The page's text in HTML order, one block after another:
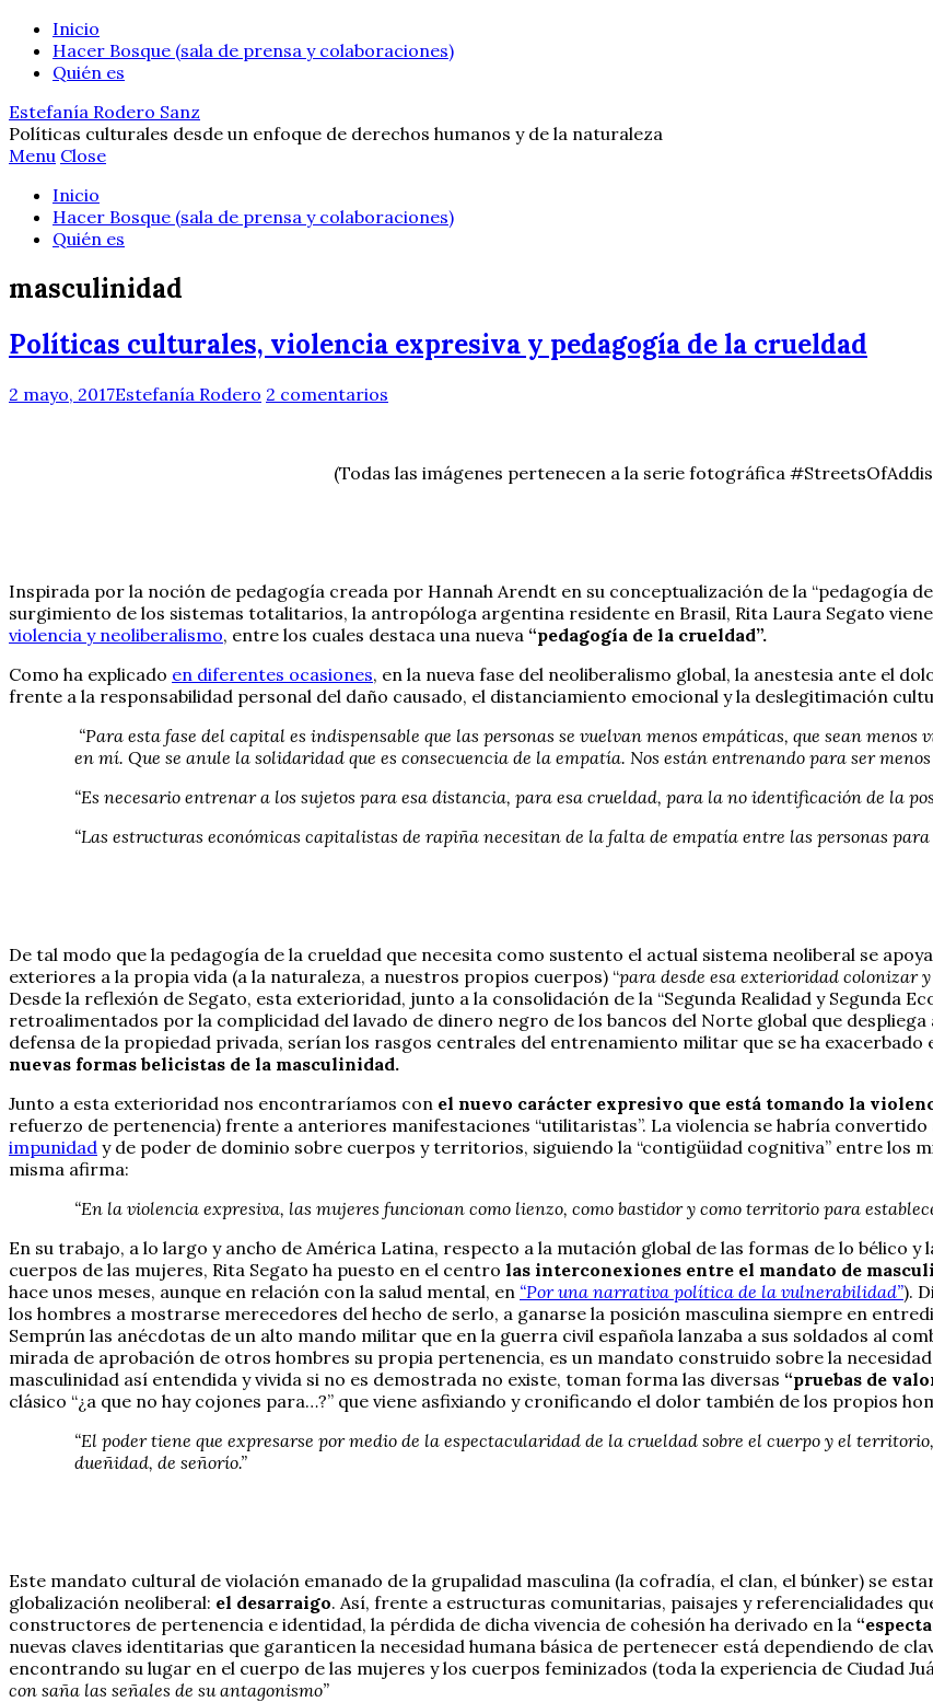
Inicio
Hacer Bosque (sala de prensa y colaboraciones)
Quién es
Estefanía Rodero Sanz
Políticas culturales desde un enfoque de derechos humanos y de la naturaleza
Menu Close
Inicio
Hacer Bosque (sala de prensa y colaboraciones)
Quién es
masculinidad
Políticas culturales, violencia expresiva y pedagogía de la crueldad
2 mayo, 2017Estefanía Rodero 2 comentarios
(Todas las imágenes pertenecen a la serie fotográfica
Inspirada por la noción de pedagogía creada por Hannah Arendt en su conceptualización de la “pedagogía
surgimiento de los sistemas totalitarios, la antropóloga argentina residente en Brasil, Rita Laura Segato
violencia y neoliberalismo, entre los cuales destaca una nueva “pedagogía de la crueldad”.
Como ha explicado en diferentes ocasiones, en la nueva fase del neoliberalismo global, la anestesia ante el
frente a la responsabilidad personal del daño causado, el distanciamiento emocional y la deslegitimación
“Para esta fase del capital es indispensable que las personas se vuelvan menos empáticas, que sean
en mí. Que se anule la solidaridad que es consecuencia de la empatía. Nos están entrenando para ser
“Es necesario entrenar a los sujetos para esa distancia, para esa crueldad, para la no identificación de la
“Las estructuras económicas capitalistas de rapiña necesitan de la falta de empatía entre las personas para
De tal modo que la pedagogía de la crueldad que necesita como sustento el actual sistema neoliberal se
exteriores a la propia vida (a la naturaleza, a nuestros propios cuerpos) “para desde esa exterioridad colonizar
Desde la reflexión de Segato, esta exterioridad, junto a la consolidación de la “Segunda Realidad y Segunda
retroalimentados por la complicidad del lavado de dinero negro de los bancos del Norte global que
defensa de la propiedad privada, serían los rasgos centrales del entrenamiento militar que se ha
nuevas formas belicistas de la masculinidad.
Junto a esta exterioridad nos encontraríamos con el nuevo carácter expresivo que está tomando la
refuerzo de pertenencia) frente a anteriores manifestaciones “utilitaristas”. La violencia se habría
impunidad y de poder de dominio sobre cuerpos y territorios, siguiendo la “contigüidad cognitiva” entre los
misma afirma:
“En la violencia expresiva, las mujeres funcionan como lienzo, como bastidor y como territorio para
En su trabajo, a lo largo y ancho de América Latina, respecto a la mutación global de las formas de lo bélico
cuerpos de las mujeres, Rita Segato ha puesto en el centro las interconexiones entre el mandato de
hace unos meses, aunque en relación con la salud mental, en “Por una narrativa política de la vulnerabilidad”).
los hombres a mostrarse merecedores del hecho de serlo, a ganarse la posición masculina siempre en
Semprún las anécdotas de un alto mando militar que en la guerra civil española lanzaba a sus soldados al
mirada de aprobación de otros hombres su propia pertenencia, es un mandato construido sobre la
masculinidad así entendida y vivida si no es demostrada no existe, toman forma las diversas “pruebas de
clásico “¿a que no hay cojones para…?” que viene asfixiando y cronificando el dolor también de los propios
“El poder tiene que expresarse por medio de la espectacularidad de la crueldad sobre el cuerpo y el
dueñidad, de señorío.”
Este mandato cultural de violación emanado de la grupalidad masculina (la cofradía, el clan, el búnker) se
globalización neoliberal: el desarraigo. Así, frente a estructuras comunitarias, paisajes y referencialidades
constructores de pertenencia e identidad, la pérdida de dicha vivencia de cohesión ha derivado en la
nuevas claves identitarias que garanticen la necesidad humana básica de pertenecer está dependiendo de
encontrando su lugar en el cuerpo de las mujeres y los cuerpos feminizados (toda la experiencia de Ciudad
con saña las señales de su antagonismo”